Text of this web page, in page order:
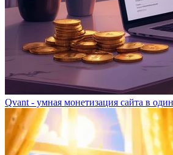
Qvant - умная монетизация сайта в